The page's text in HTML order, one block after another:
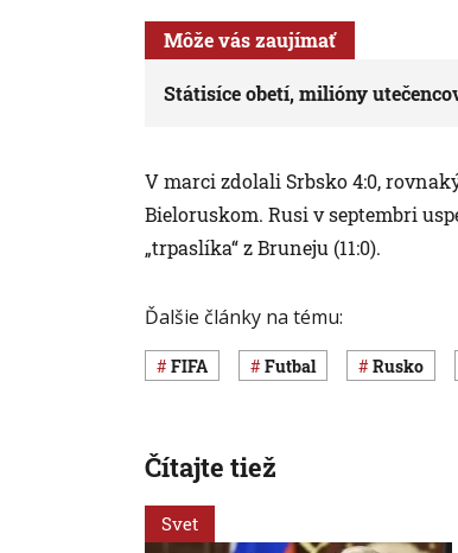
Môže vás zaujímať
Státisíce obetí, milióny
V marci zdolali Srbsko 4:0,
Bieloruskom. Rusi v septembri
„trpaslíka“ z Bruneju (11:0).
Ďalšie články na tému:
FIFA Futbal Rusko
Čítajte tiež
Svet